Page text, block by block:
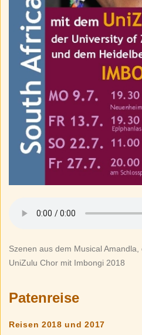
Szenen aus dem Musical
UniZulu Chor mit Imbongi 2018
Patenreise
Reisen 2018 und 2017